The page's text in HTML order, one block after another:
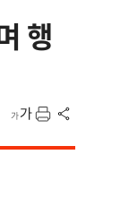
행